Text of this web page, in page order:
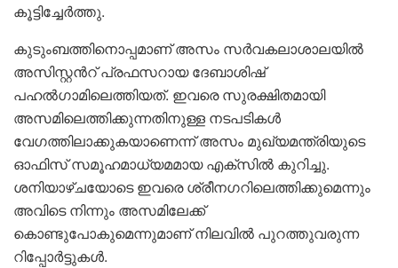
കൂട്ടിച്ചേര്‍ത്തു.
കുടുംബത്തിനൊപ്പമാണ് അസം സര്‍വകലാശാലയില്‍
അസിസ്റ്റന്‍റ് പ്രഫസറായ ദേബാശിഷ്
പഹല്‍ഗാമിലെത്തിയത്. ഇവരെ സുരക്ഷിതമായി
അസമിലെത്തിക്കുന്നതിനുള്ള നടപടികള്‍
വേഗത്തിലാക്കുകയാണെന്ന് അസം മുഖ്യമന്ത്രിയുടെ
ഓഫിസ് സമൂഹമാധ്യമമായ എക്സില്‍ കുറിച്ചു.
ശനിയാഴ്ചയോടെ ഇവരെ ശ്രീനഗറിലെത്തിക്കുമെന്നും
അവിടെ നിന്നും അസമിലേക്ക്
കൊണ്ടുപോകുമെന്നുമാണ് നിലവില്‍ പുറത്തുവരുന്ന
റിപ്പോര്‍ട്ടുകള്‍.